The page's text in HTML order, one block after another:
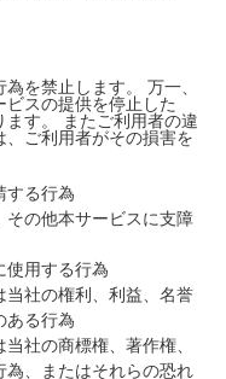
を禁止します。 万一、
スの提供を停止した
ます。 またご利用者の違
ご利用者がその損害を
する行為
その他本サービスに支障
使用する行為
当社の権利、利益、名誉
ある行為
社の商標権、著作権、
為、またはそれらの恐れ